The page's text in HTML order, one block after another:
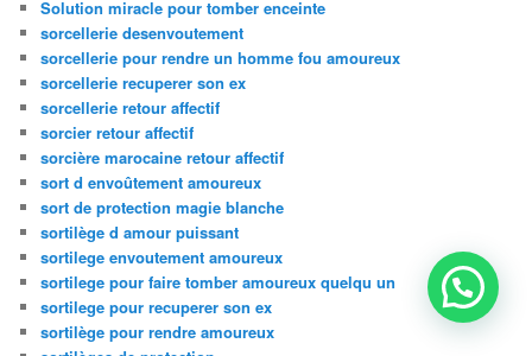
Solution miracle pour tomber enceinte
sorcellerie desenvoutement
sorcellerie pour rendre un homme fou amoureux
sorcellerie recuperer son ex
sorcellerie retour affectif
sorcier retour affectif
sorcière marocaine retour affectif
sort d envoûtement amoureux
sort de protection magie blanche
sortilège d amour puissant
sortilege envoutement amoureux
sortilege pour faire tomber amoureux quelqu un
sortilege pour recuperer son ex
sortilège pour rendre amoureux